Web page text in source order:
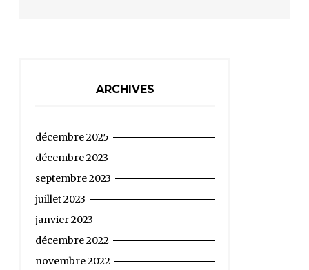
ARCHIVES
décembre 2025
décembre 2023
septembre 2023
juillet 2023
janvier 2023
décembre 2022
novembre 2022